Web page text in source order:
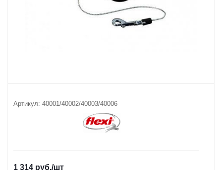
Артикул: 40001/40002/40003/40006
1 314 руб./шт